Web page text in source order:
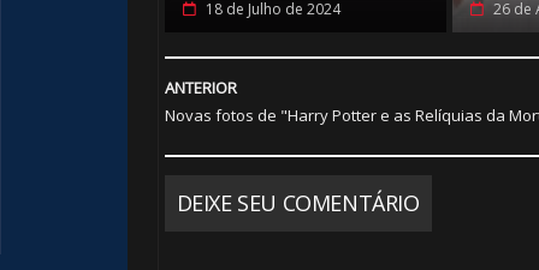
18 de Julho de 2024 26 de
ANTERIOR
Novas fotos de "Harry Potter e as Relíquias da
DEIXE SEU COMENTÁRIO